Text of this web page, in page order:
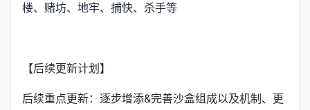
楼、赌坊、地牢、捕快、杀手等
【后续更新计划】
后续重点更新：逐步增添&完善沙盒组成以及机制、更